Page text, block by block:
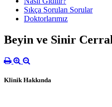
Sıkça Sorulan Sorular
Doktorlarımız
Beyin ve Sinir
Klinik Hakkında